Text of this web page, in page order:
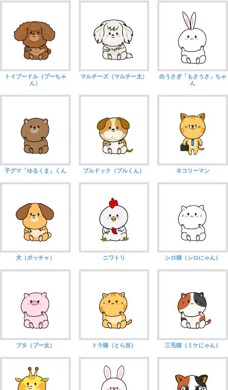
トイプードル（プーちゃ
ん）
マルチーズ（マルチー太）
白うさぎ「もさうさ」ちゃ
ん
子グマ「ゆるくま」くん ブルドック（ブルくん） ネコリーマン
犬（ポッチャ） ニワトリ シロ猫（シロにゃん）
ブタ（プー太） トラ猫（とら吉） 三毛猫（ミケにゃん）